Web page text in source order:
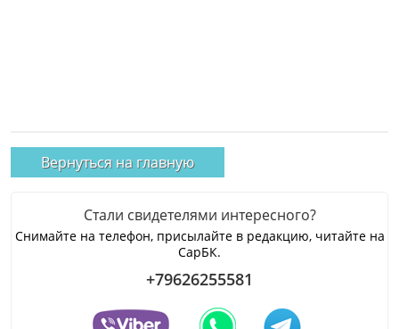
Вернуться на главную
Стали свидетелями интересного?
Снимайте на телефон, присылайте в редакцию, читайте на
СарБК.
+79626255581